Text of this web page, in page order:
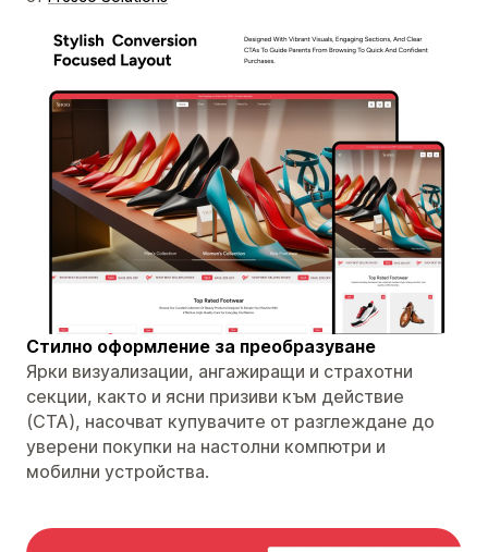
Стилно оформление за преобразуване
Ярки визуализации, ангажиращи и страхотни
секции, както и ясни призиви към действие
(CTA), насочват купувачите от разглеждане до
уверени покупки на настолни компютри и
мобилни устройства.